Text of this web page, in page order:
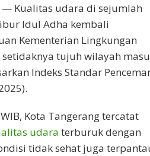
— Kualitas udara di sejumlah
Idul Adha kembali
Kementerian Lingkungan
tujuh wilayah
Indeks Standar
Kota Tangerang tercatat
udara terburuk dengan
tidak sehat juga